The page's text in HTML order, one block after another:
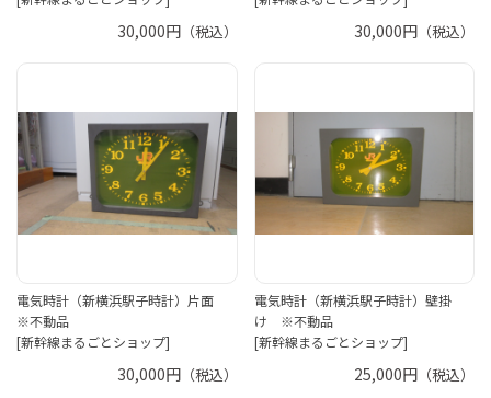
30,000円（税込） 30,000円 （税込）
電気時計（新横浜駅子時計）片面
※不動品
[新幹線まるごとショップ]
30,000円（税込）
電気時計（新横浜駅子時計）壁掛
け ※不動品
[新幹線まるごとショップ]
25,000円 （税込）